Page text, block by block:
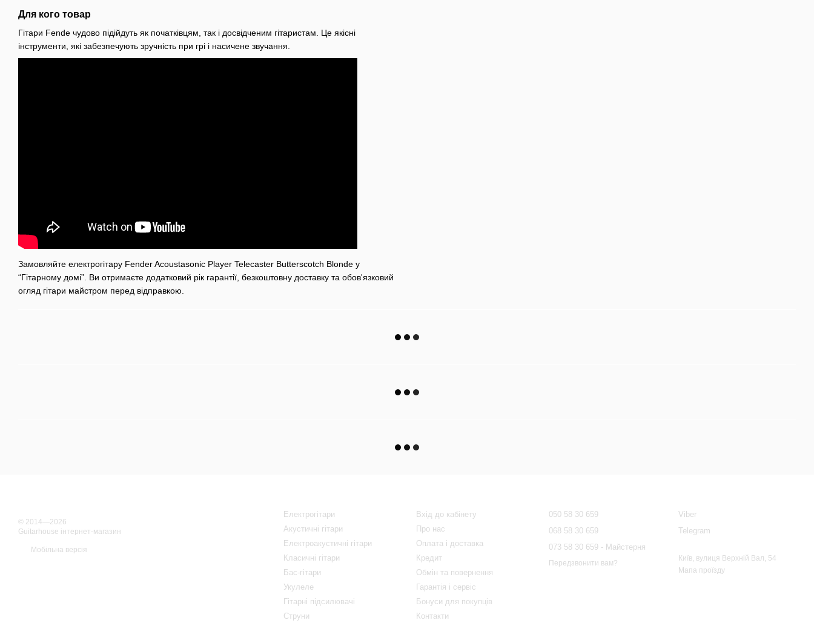
Для кого товар
Гітари Fende чудово підійдуть як початківцям, так і досвідченим гітаристам. Це якісні
інструменти, які забезпечують зручність при грі і насичене звучання.
Замовляйте електрогітару Fender Acoustasonic Player Telecaster Butterscotch Blonde у
“Гітарному домі”. Ви отримаєте додатковий рік гарантії, безкоштовну доставку та обов'язковий
огляд гітари майстром перед відправкою.
© 2014—2026
Guitarhouse інтернет-магазин
Мобільна версія
Електрогітари
Акустичні гітари
Електроакустичні гітари
Класичні гітари
Бас-гітари
Укулеле
Гітарні підсилювачі
Струни
Вхід до кабінету
Про нас
Оплата і доставка
Кредит
Обмін та повернення
Гарантія і сервіс
Бонуси для покупців
Контакти
050 58 30 659
068 58 30 659
073 58 30 659 - Майстерня
Передзвонити вам?
Viber
Telegram
Київ, вулиця Верхній Вал, 54
Мапа проїзду